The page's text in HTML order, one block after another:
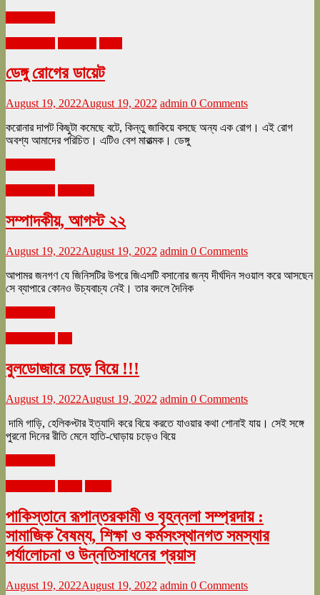
ডেঙ্গু রোগের ডায়েট
August 19, 2022August 19, 2022 admin 0 Comments
করোনার দাপট কিছুটা কমেছে বটে, কিন্তু জাকিয়ে বসছে অন্য এক রোগ। এই রোগ
অবশ্য আমাদের পরিচিত। এটিও বেশ মারাত্মক। ডেঙ্গু
সম্পাদকীয়, আগস্ট ২২
August 19, 2022August 19, 2022 admin 0 Comments
আপামর জনগণ যে জিনিসটির উপরে জিএসটি বসানোর জন্য দীর্ঘদিন সওয়াল করে আসছেন
সে ব্যাপারে কোনও উচ্যবাচ্য নেই। তার বদলে দৈনিক
বুলডোজারে চড়ে বিয়ে !!!
August 19, 2022August 19, 2022 admin 0 Comments
দামি গাড়ি, হেলিকপ্টার ইত্যাদি করে বিয়ে করতে যাওয়ার কথা শোনাই যায়। সেই সঙ্গে
পুরনো দিনের রীতি মেনে হাতি-ঘোড়ায় চড়েও বিয়ে
পাকিস্তানে রূপান্তরকামী ও বৃহন্নলা সম্প্রদায় :
সামাজিক বৈষম্য, শিক্ষা ও কর্মসংস্থানগত সমস্যার
পর্যালোচনা ও উন্নতিসাধনের প্রয়াস
August 19, 2022August 19, 2022 admin 0 Comments